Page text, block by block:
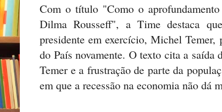
Com o título "Como o
Dilma Rousseff", a Time destaca
presidente em exercício, Michel
do País novamente. O texto cita a saída
Temer e a frustração de parte da
em que a recessão na economia não dá